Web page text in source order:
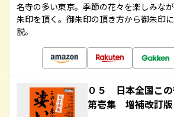
名寺の多い東京。季節の花々を楽しみな
朱印を頂く。御朱印の頂き方から御朱印
説。
０５ 日本全国こ
第壱集 増補改訂版